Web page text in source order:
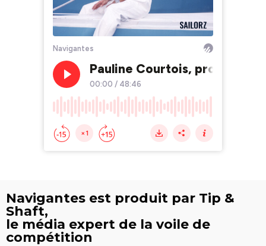
Navigantes est produit par Tip &
Shaft,
le média expert de la voile de
compétition